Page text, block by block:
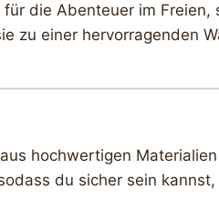
die Abenteuer im Freien,
zu einer hervorragenden
hochwertigen
du sicher sein kannst,